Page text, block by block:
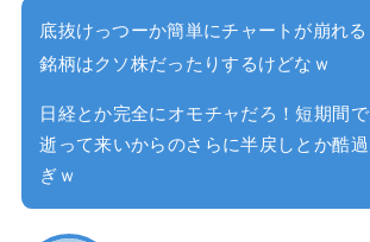
底抜けっつーか簡単にチャートが崩れる
銘柄はクソ株だったりするけどなｗ
日経とか完全にオモチャだろ！短期間で
逝って来いからのさらに半戻しとか酷過
ぎｗ